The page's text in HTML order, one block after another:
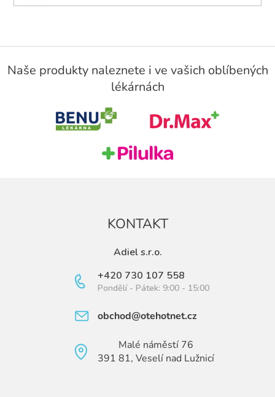
Z
Naše produkty naleznete i ve vašich oblíbených
lékárnách
KONTAKT
Adiel s.r.o.
+420 730 107 558
Pondělí - Pátek: 9:00 - 15:00
obchod@otehotnet.cz
Malé náměstí 76
391 81, Veselí nad Lužnicí